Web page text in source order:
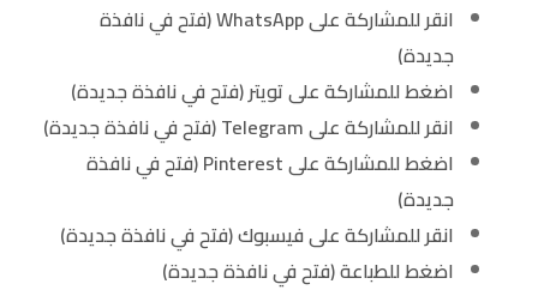
انقر للمشاركة على WhatsApp (فتح في نافذة
جديدة)
اضغط للمشاركة على تويتر (فتح في نافذة جديدة)
انقر للمشاركة على Telegram (فتح في نافذة جديدة)
اضغط للمشاركة على Pinterest (فتح في نافذة
جديدة)
انقر للمشاركة على فيسبوك (فتح في نافذة جديدة)
اضغط للطباعة (فتح في نافذة جديدة)